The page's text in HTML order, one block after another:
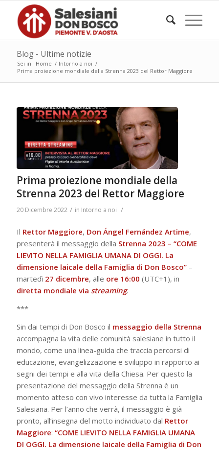
Blog - Ultime notizie
Sei in: Home / Intorno a noi /
Prima proiezione mondiale della Strenna 2023 del Rettor Maggiore
Prima proiezione mondiale della
Strenna 2023 del Rettor Maggiore
20 Dicembre 2022 / in Intorno a noi /
Il Rettor Maggiore, Don Ángel Fernández Artime,
presenterà il messaggio della Strenna 2023 – “COME
LIEVITO NELLA FAMIGLIA UMANA DI OGGI. La
dimensione laicale della Famiglia di Don Bosco”–
martedì 27 dicembre, alle ore 16:00 (UTC+1), in
diretta mondiale via streaming.
***
Sin dai tempi di Don Bosco il messaggio della Strenna
accompagna la vita delle comunità salesiane in tutto il
mondo, come una linea-guida che traccia percorsi di
educazione, evangelizzazione e sviluppo in rapporto ai
segni dei tempi e alla vita della Chiesa. Per questo la
presentazione del messaggio della Strenna è un
momento atteso con vivo interesse da tutta la Famiglia
Salesiana. Per l’anno che verrà, il messaggio è già
pronto, all’insegna del motto individuato dal Rettor
Maggiore: “COME LIEVITO NELLA FAMIGLIA UMANA
DI OGGI. La dimensione laicale della Famiglia di Don